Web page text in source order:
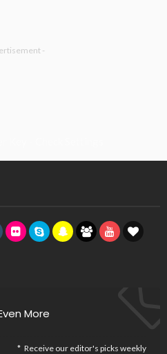
-
More
Receive our editor's picks weekly